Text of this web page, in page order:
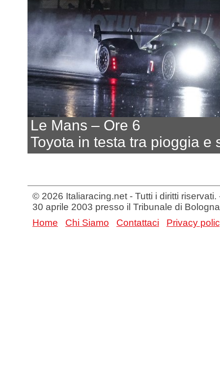
Le Mans – Ore 6
Toyota in testa tra pioggia e
© 2026 Italiaracing.net - Tutti i diritti
30 aprile 2003 presso il Tribunale di Bologna
Home
Chi Siamo Contattaci Privacy